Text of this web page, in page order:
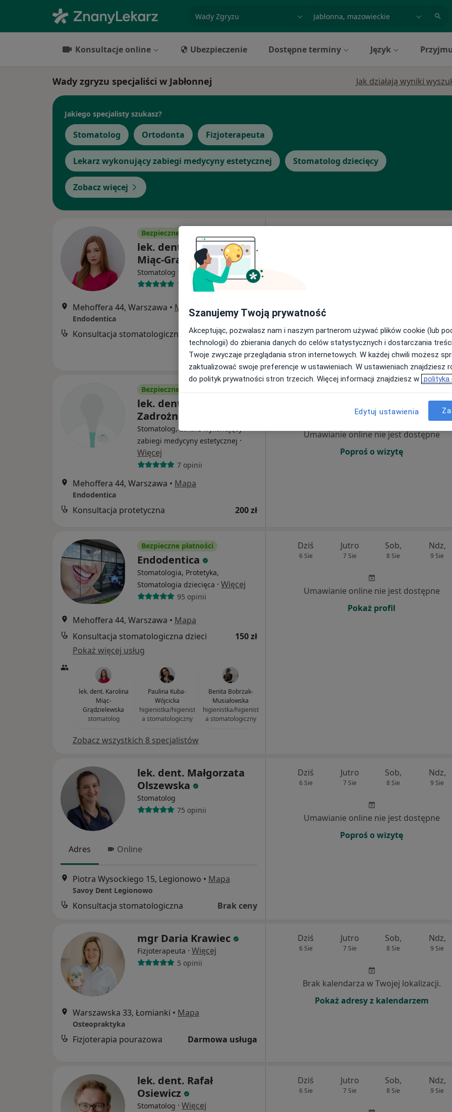
Konsultacje online Ubezpieczenie Dostępne terminy Język
Wady zgryzu specjaliści w Jabłonnej Jak działają wyniki
Jakiego specjalisty szukasz?
Stomatolog Ortodonta Fizjoterapeuta
Lekarz wykonujący zabiegi medycyny estetycznej Stomatolog dziecięcy
Zobacz więcej
Bezpieczne płatności
lek. dent. Karolina
Miąc-Grądzielewska
Stomatolog · Więcej
11 opinii
Mehoffera 44, Warszawa • Mapa
Endodentica
Konsultacja stomatologiczna 200 zł
Bezpieczne płatności
lek. dent. Monika
Zadrożna
Stomatolog, Lekarz wykonujący
zabiegi medycyny estetycznej ·
Więcej
7 opinii
Mehoffera 44, Warszawa • Mapa
Endodentica
Konsultacja protetyczna 200 zł
9 Sie
Umawianie online nie jest dostępne
Poproś o wizytę
Bezpieczne płatności
Endodentica
Stomatologia, Protetyka,
Stomatologia dziecięca · Więcej
95 opinii
Mehoffera 44, Warszawa • Mapa
Konsultacja stomatologiczna dzieci
150 zł
Pokaż więcej usług
lek. dent. Karolina
Miąc-
Grądzielewska
stomatolog
Paulina Kuba-
Wójcicka
higienistka/higienist
a stomatologiczny
Benita Bobrzak-
Musiałowska
higienistka/higienist
a stomatologiczny
Zobacz wszystkich 8 specjalistów
Dziś
6 Sie
Jutro
7 Sie
Sob,
8 Sie
Ndz,
9 Sie
Umawianie online nie jest dostępne
Pokaż profil
lek. dent. Małgorzata
Olszewska
Stomatolog
75 opinii
Adres Online
Piotra Wysockiego 15, Legionowo • Mapa
Savoy Dent Legionowo
Konsultacja stomatologiczna Brak ceny
Dziś
6 Sie
Jutro
7 Sie
Sob,
8 Sie
Ndz,
9 Sie
Umawianie online nie jest dostępne
Poproś o wizytę
mgr Daria Krawiec
Fizjoterapeuta · Więcej
5 opinii
Warszawska 33, Łomianki • Mapa
Osteopraktyka
Fizjoterapia pourazowa Darmowa usługa
Dziś
6 Sie
Jutro
7 Sie
Sob,
8 Sie
Ndz,
9 Sie
Brak kalendarza w Twojej lokalizacji.
Pokaż adresy z kalendarzem
lek. dent. Rafał
Osiewicz
Stomatolog · Więcej
Dziś
6 Sie
Jutro
7 Sie
Sob,
8 Sie
Ndz,
9 Sie
Szanujemy Twoją prywatność
Akceptując, pozwalasz nam i naszym partnerom używać plików cookie (lub
technologii) do zbierania danych do celów statystycznych i dostarczania
Twoje zwyczaje przeglądania stron internetowych. W każdej chwili możesz
zaktualizować swoje preferencje w ustawieniach. W ustawieniach znajdziesz
do polityk prywatności stron trzecich. Więcej informacji znajdziesz w polityka
Edytuj ustawienia